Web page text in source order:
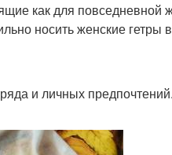
как для повседневной
носить женские гетры
и личных